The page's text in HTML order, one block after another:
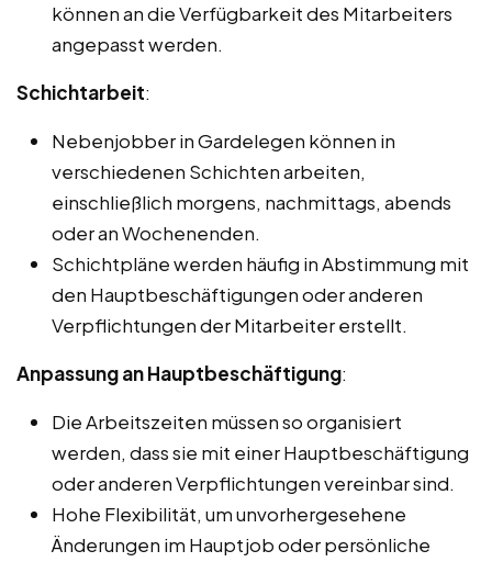
können an die Verfügbarkeit des Mitarbeiters
angepasst werden.
Schichtarbeit:
Nebenjobber in Gardelegen können in
verschiedenen Schichten arbeiten,
einschließlich morgens, nachmittags, abends
oder an Wochenenden.
Schichtpläne werden häufig in Abstimmung mit
den Hauptbeschäftigungen oder anderen
Verpflichtungen der Mitarbeiter erstellt.
Anpassung an Hauptbeschäftigung:
Die Arbeitszeiten müssen so organisiert
werden, dass sie mit einer Hauptbeschäftigung
oder anderen Verpflichtungen vereinbar sind.
Hohe Flexibilität, um unvorhergesehene
Änderungen im Hauptjob oder persönliche